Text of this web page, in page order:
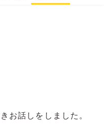
お話しをしました。